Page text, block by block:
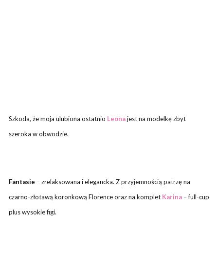
Szkoda, że moja ulubiona ostatnio Leonajest na modelkę zbyt
szeroka w obwodzie.
Fantasie – zrelaksowana i elegancka. Z przyjemnością patrzę na
czarno-złotawą koronkową Florence oraz na komplet Karina– full-cup
plus wysokie figi.